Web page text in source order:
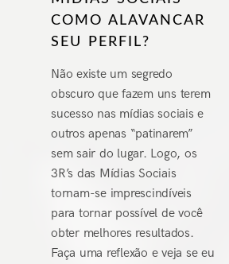
COMO ALAVANCAR
SEU PERFIL?
Não existe um segredo
obscuro que fazem uns terem
sucesso nas mídias sociais e
outros apenas “patinarem”
sem sair do lugar. Logo, os
3R’s das Mídias Sociais
tornam-se imprescindíveis
para tornar possível de você
obter melhores resultados.
Faça uma reflexão e veja se eu